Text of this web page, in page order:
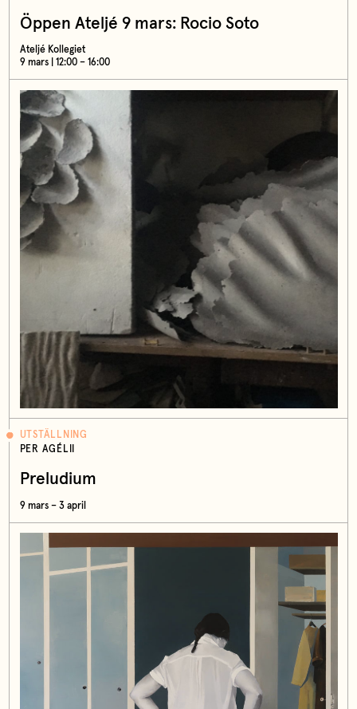
Öppen Ateljé 9 mars: Rocio Soto
Ateljé Kollegiet
9 mars | 12:00 – 16:00
UTSTÄLLNING
PER AGÉLII
Preludium
9 mars – 3 april